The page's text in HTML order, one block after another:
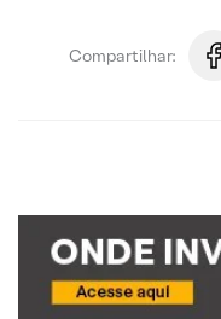
Compartilhar: